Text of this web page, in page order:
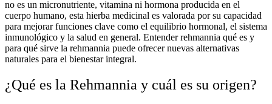
no es un micronutriente, vitamina ni hormona producida en el
cuerpo humano, esta hierba medicinal es valorada por su capacidad
para mejorar funciones clave como el equilibrio hormonal, el sistema
inmunológico y la salud en general. Entenderrehmannia qué es y
para qué sirve la rehmannia puede ofrecer nuevas alternativas
naturales para el bienestar integral.
¿Qué es la Rehmannia y cuál es su origen?